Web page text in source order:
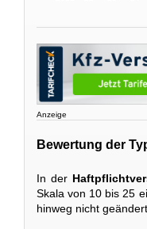
Anzeige
Bewertung der
In der
Skala von 10 bis 25
hinweg nicht geändert.